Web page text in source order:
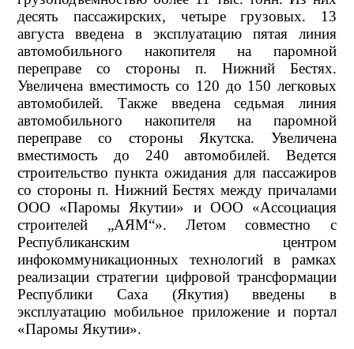
десять пассажирских, четыре грузовых. 13
августа введена в эксплуатацию пятая линия
автомобильного накопителя на паромной
переправе со стороны п. Нижний Бестях.
Увеличена вместимость со 120 до 150 легковых
автомобилей. Также введена седьмая линия
автомобильного накопителя на паромной
переправе со стороны Якутска. Увеличена
вместимость до 240 автомобилей. Ведется
строительство пункта ожидания для пассажиров
со стороны п. Нижний Бестях между причалами
ООО «Паромы Якутии» и ООО «Ассоциация
строителей „АЯМ“». Летом совместно с
Республиканским центром
инфокоммуникационных технологий в рамках
реализации стратегии цифровой трансформации
Республики Саха (Якутия) введены в
эксплуатацию мобильное приложение и портал
«Паромы Якутии».